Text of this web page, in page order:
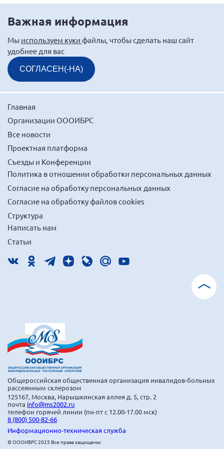
Нижегородская область
Новгородская область
Новосибирская область
Омская область
Оренбургская область
Пензенская область
Республика Башкортостан
Республика Бурятия
Республика Карелия
Республика Калмыкия
Республика Хакасия
Ростовская область
г. Санкт-Петербург
Самарская область ПРИЗМА
Ставропольский край
Сахалинская область
Томская область
Тульская область
Ульяновская область
Челябинская область
Важная информация
Мы используем куки файлы, чтобы сделать наш сайт
удобнее для вас
СОГЛАСЕН(-НА)
Главная
Организации ОООИБРС
Все новости
Проектная платформа
Съезды и Конференции
Политика в отношении обработки персональных данных
Согласие на обработку персональных данных
Согласие на обработку файлов cookies
Структура
Написать нам
Статьи
Общероссийская общественная организация инвалидов-больных
рассеянным склерозом
125167, Москва, Нарышкинская аллея д. 5, стр. 2
почта info@ms2002.ru
телефон горячей линии (пн-пт с 12.00-17.00 мск)
8 (800) 500-82-66
Информационно-техническая служба
© ОООИБРС 2025 Все права защищены